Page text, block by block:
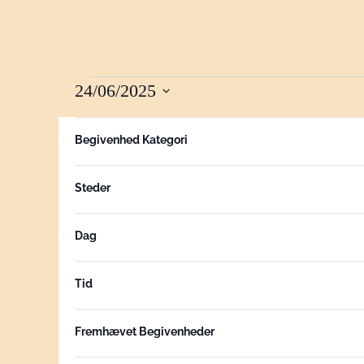
FOR
24
JUNI,
2025
du
ændrer
form
inputs,
opdateres
listen
over
med
Begivenhed Kategori
Steder
Dag
Tid
Fremhævet Begivenheder
24/06/2025
Vælg
dato.